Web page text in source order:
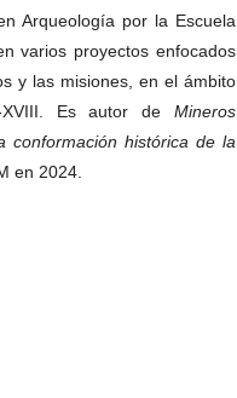
Arqueología por la Escuela
varios proyectos enfocados
y las misiones, en el ámbito
Es autor de Mineros
conformación histórica de la
en 2024.